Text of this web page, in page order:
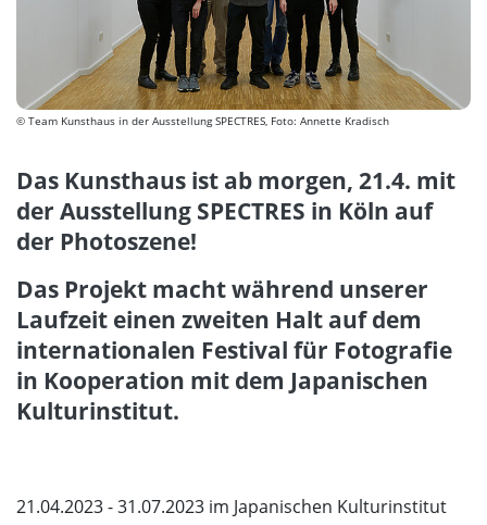
Das Kunsthaus ist ab morgen, 21.4. mit
der Ausstellung SPECTRES in Köln auf
der Photoszene!
Das Projekt macht während unserer
Laufzeit einen zweiten Halt auf dem
internationalen Festival für Fotografie
in Kooperation mit dem Japanischen
Kulturinstitut.
21.04.2023 - 31.07.2023 im Japanischen Kulturinstitut
© Team Kunsthaus in der Ausstellung SPECTRES, Foto: Annette Kradisch